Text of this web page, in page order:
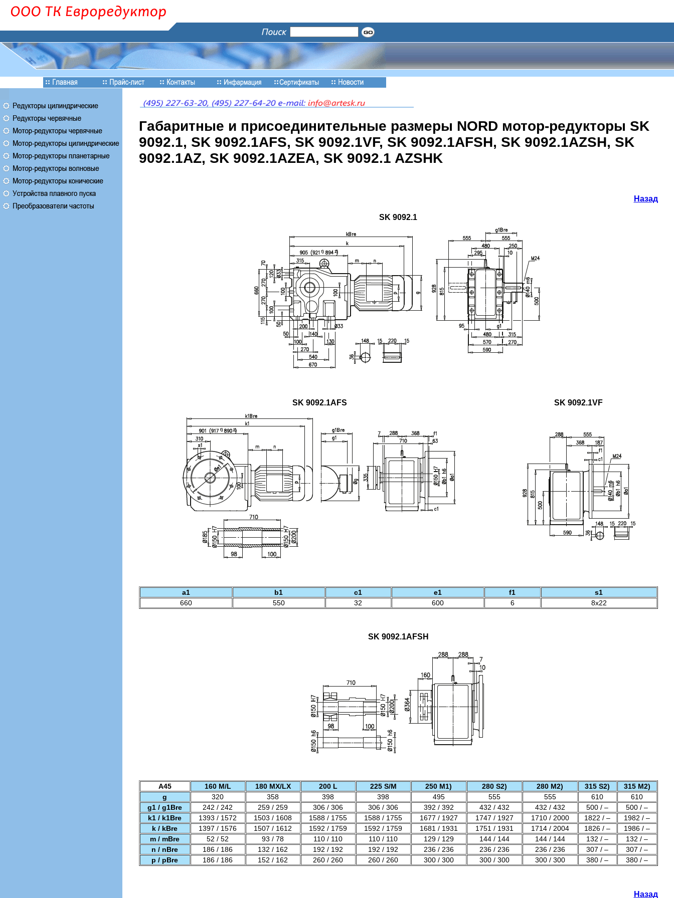
Габаритные и присоединительные размеры NORD мотор-редукторы SK
9092.1, SK 9092.1AFS, SK 9092.1VF, SK 9092.1AFSH, SK 9092.1AZSH, SK
9092.1AZ, SK 9092.1AZEA, SK 9092.1 AZSHK
Назад
SK 9092.1
SK 9092.1AFS SK 9092.1VF
a1 b1 c1 e1 f1
s1
660
550 32 600 6 8x22
SK 9092.1AFSH
A45 160 M/L 180 MX/LX 200 L 225 S/M 250 M1) 280 S2) 280 M2) 315 S2)
315 M2)
g
320 358 398 398 495 555 555 610
610
g1 / g1Bre
242 / 242 259 / 259 306 / 306 306 / 306 392 / 392 432 / 432 432 / 432 500 / –
500 / –
k1 / k1Bre
1393 / 1572 1503 / 1608 1588 / 1755 1588 / 1755 1677 / 1927 1747 / 1927 1710 / 2000 1822 / –
1982 / –
k / kBre
1397 / 1576 1507 / 1612 1592 / 1759 1592 / 1759 1681 / 1931 1751 / 1931 1714 / 2004 1826 / –
1986 / –
m / mBre
52 / 52 93 / 78 110 / 110 110 / 110 129 / 129 144 / 144 144 / 144 132 / –
132 / –
n / nBre
186 / 186 132 / 162 192 / 192 192 / 192 236 / 236 236 / 236 236 / 236 307 / –
307 / –
p / pBre
186 / 186 152 / 162 260 / 260 260 / 260 300 / 300 300 / 300 300 / 300 380 / – 380 / –
Назад